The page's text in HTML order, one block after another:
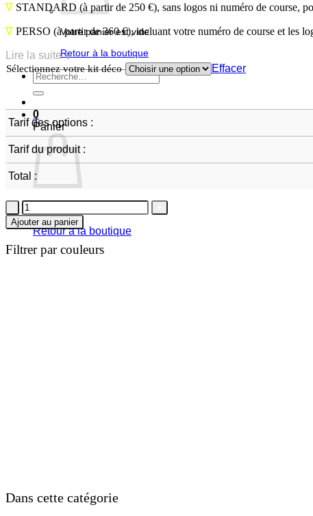
Votre panier est vide.
Retour à la boutique
Recherche
pour :
0
Panier
Retour à la boutique
∇ STANDARD (à partir de 250 €), sans logos ni numéro de course,
∇ PERSO (à partir de 360 €), incluant votre numéro de course et les
Lire la suite ∨
Sélectionnez votre kit déco Effacer
Tarif des options :
Tarif du produit :
Total :
quantité
de
Suzuki
R
Ajouter au panier
Filtrer par couleurs
Dans cette catégorie